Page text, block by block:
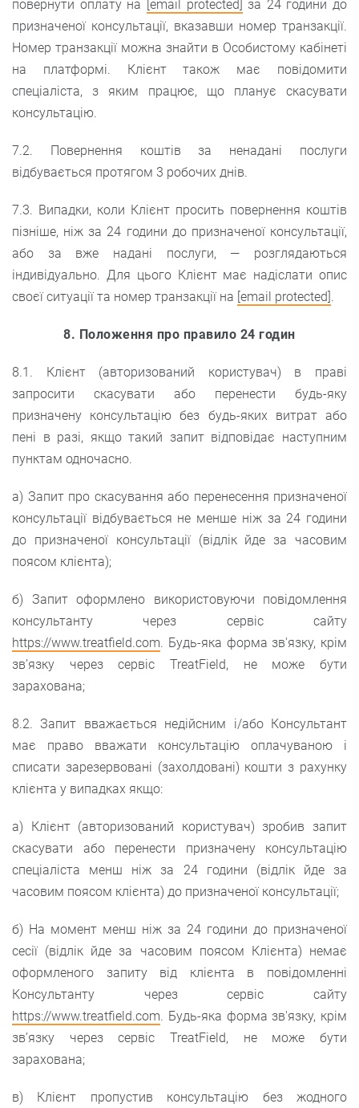
повернути оплату на [email protected]
за 24 години до
призначеної консультації, вказавши номер транзакції.
Номер транзакції можна знайти в Особистому кабінеті
на платформі. Клієнт також має повідомити
спеціаліста, з яким працює, що планує скасувати
консультацію.
7.2. Повернення коштів за ненадані послуги
відбувається протягом 3 робочих днів.
7.3. Випадки, коли Клієнт просить повернення коштів
пізніше, ніж за 24 години до призначеної консультації,
або за вже надані послуги, — розглядаються
індивідуально. Для цього Клієнт має надіслати опис
своєї ситуації та номер транзакції на [email protected].
8. Положення про правило 24 годин
8.1. Клієнт (авторизований користувач) в праві
запросити скасувати або перенести будь-яку
призначену консультацію без будь-яких витрат або
пені в разі, якщо такий запит відповідає наступним
пунктам одночасно.
а) Запит про скасування або перенесення призначеної
консультації відбувається не менше ніж за 24 години
до призначеної консультації (відлік йде за часовим
поясом клієнта);
б) Запит оформлено використовуючи повідомлення
консультанту через сервіс сайту
https://www.treatfield.com. Будь-яка форма зв'язку, крім
зв’язку через сервіс TreatField, не може бути
зарахована;
8.2. Запит вважається недійсним і/або Консультант
має право вважати консультацію оплачуваною і
списати зарезервовані (захолдовані) кошти з рахунку
клієнта у випадках якщо:
а) Клієнт (авторизований користувач) зробив запит
скасувати або перенести призначену консультацію
спеціаліста менш ніж за 24 години (відлік йде за
часовим поясом клієнта) до призначеної консультації;
б) На момент менш ніж за 24 години до призначеної
сесії (відлік йде за часовим поясом Клієнта) немає
оформленого запиту від клієнта в повідомленні
Консультанту через сервіс сайту
https://www.treatfield.com. Будь-яка форма зв'язку, крім
зв’язку через сервіс TreatField, не може бути
зарахована;
в) Клієнт пропустив консультацію без жодного